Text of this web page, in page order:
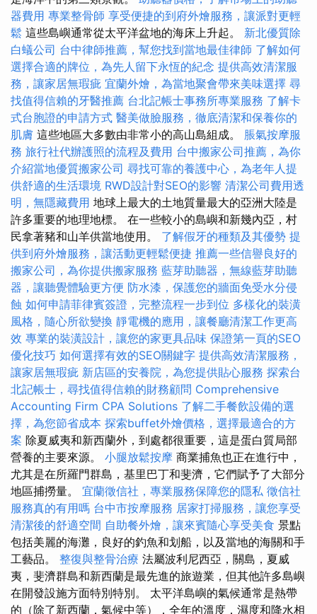
器費用 專業整骨師 享受便捷的到府外燴服務，讓派對更輕
鬆 這些島嶼通常從太平洋盆地的海床​​上升起。 新北優質除
白蟻公司 台中律師推薦，幫您找到當地最佳律師 了解如何
選擇合適的牌位，為先人留下永恆的紀念 提供高效清潔服
務，讓家居無瑕疵 宜蘭外燴，為當地聚會帶來美味選擇 尋
找值得信賴的牙醫推薦 台北記帳士事務所專業服務 了解卡
式台胞證的申請方式 醫美做臉服務，徹底清潔和保養你的
肌膚 這些地區大多數由非常小的高山島組成。 脹氣按摩服
務 旅行社代辦護照的流程及費用 台中搬家公司推薦，為你
介紹當地優質搬家公司 尋找可靠的養護中心，為老年人提
供舒適的生活環境 RWD設計對SEO的影響 清潔公司費用透
明，無隱藏費用 地球上最大的土地質量最大的亞洲大陸是
許多重要的地理地標。 在一些較小的島嶼和新幾內亞，村
民拿著豬和山羊供當地使用。 了解假牙的種類及其優勢 提
供到府外燴服務，讓活動更輕鬆便捷 推薦一些信譽良好的
搬家公司，為你提供搬家服務 藍芽助聽器，無線藍芽助聽
器，讓聽覺體驗更方便 防水漆，保護您的牆面免受水分侵
蝕 如何申請菲律賓簽證，完整流程一步到位 多樣化的裝潢
風格，隨心所欲變換 靜電機的應用，讓餐廳清潔工作更高
效 專業的裝潢設計，讓您的家更具品味 保證第一頁的SEO
優化技巧 如何選擇有效的SEO關鍵字 提供高效清潔服務，
讓家居無瑕疵 新店區的安養院，為您提供貼心服務 探索台
北記帳士，尋找值得信賴的財務顧問 Comprehensive
Accounting Firm CPA Solutions 了解二手餐飲設備的選
擇，為您節省成本 探索buffet外燴價格，選擇最適合的方
案 除夏威夷和新西蘭外，到處都很重要，這是蛋白質局部
營養的主要來源。 小腿放鬆按摩 商業捕魚也正在進行中，
尤其是在所羅門群島，基里巴丁和斐濟，它們賦予了大部分
地區捕撈量。 宜蘭徵信社，專業服務保障您的隱私 徵信社
服務真的有用嗎 台中市按摩服務 居家打掃服務，讓您享受
清潔後的舒適空間 自助餐外燴，讓來賓隨心享受美食 景點
包括美麗的海灘，良好的釣魚和划船，以及當地的海關和手
工藝品。 整復與整骨治療 法屬波利尼西亞，關島，夏威
夷，斐濟群島和新西蘭是最先進的旅遊業，但其他許多島嶼
在開發設施方面特別特別。 太平洋島嶼的氣候通常是熱帶
的（除了新西蘭，氣候中等），全年的溫度，濕度和降水相